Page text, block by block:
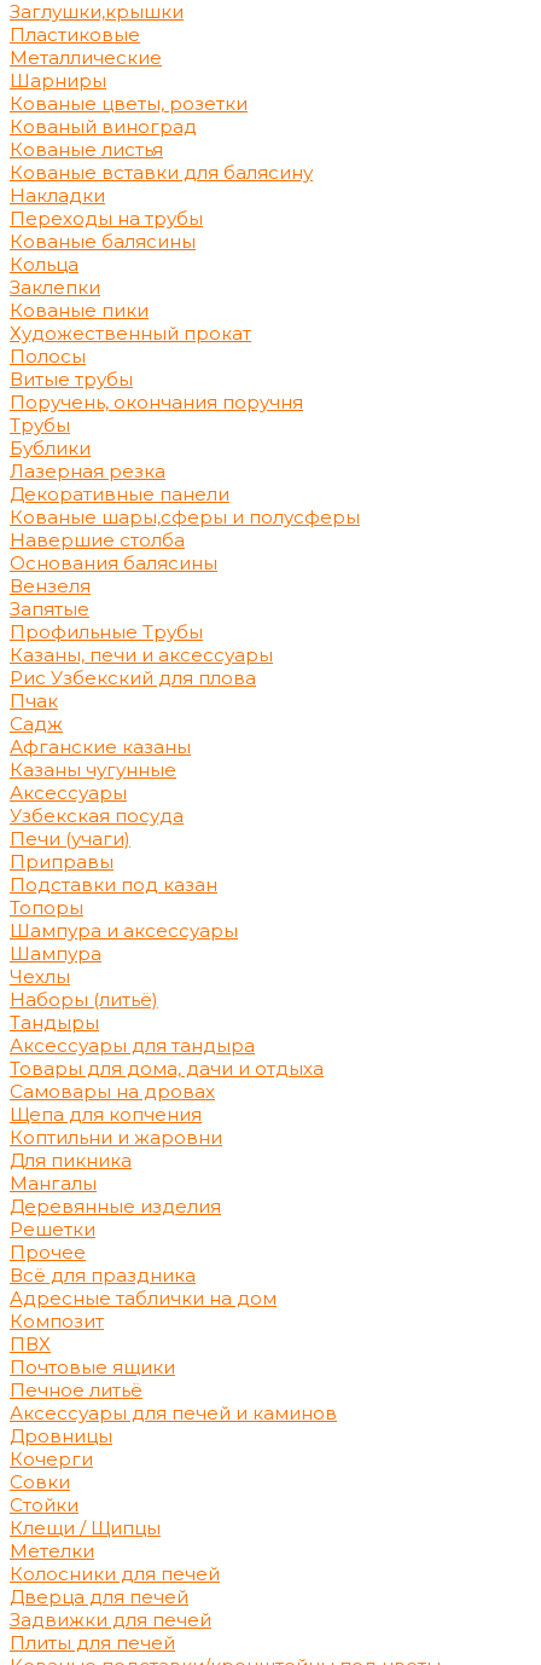
Заглушки,крышки
Пластиковые
Металлические
Шарниры
Кованые цветы, розетки
Кованый виноград
Кованые листья
Кованые вставки для балясину
Накладки
Переходы на трубы
Кованые балясины
Кольца
Заклепки
Кованые пики
Художественный прокат
Полосы
Витые трубы
Поручень, окончания поручня
Трубы
Бублики
Лазерная резка
Декоративные панели
Кованые шары,сферы и полусферы
Навершие столба
Основания балясины
Вензеля
Запятые
Профильные Трубы
Казаны, печи и аксессуары
Рис Узбекский для плова
Пчак
Садж
Афганские казаны
Казаны чугунные
Аксессуары
Узбекская посуда
Печи (учаги)
Приправы
Подставки под казан
Топоры
Шампура и аксессуары
Шампура
Чехлы
Наборы (литьё)
Тандыры
Аксессуары для тандыра
Товары для дома, дачи и отдыха
Самовары на дровах
Щепа для копчения
Коптильни и жаровни
Для пикника
Мангалы
Деревянные изделия
Решетки
Прочее
Всё для праздника
Адресные таблички на дом
Композит
ПВХ
Почтовые ящики
Печное литьё
Аксессуары для печей и каминов
Дровницы
Кочерги
Совки
Стойки
Клещи / Щипцы
Метелки
Колосники для печей
Дверца для печей
Задвижки для печей
Плиты для печей